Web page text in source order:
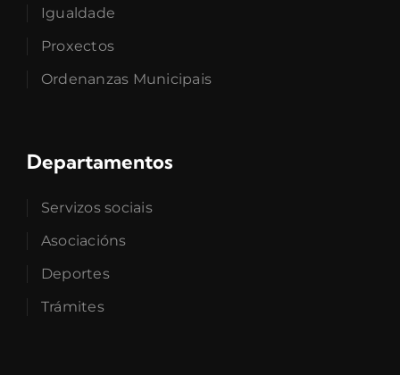
Igualdade
Proxectos
Ordenanzas Municipais
Departamentos
Servizos sociais
Asociacións
Deportes
Trámites